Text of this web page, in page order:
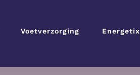
Voetverzorging Energetix